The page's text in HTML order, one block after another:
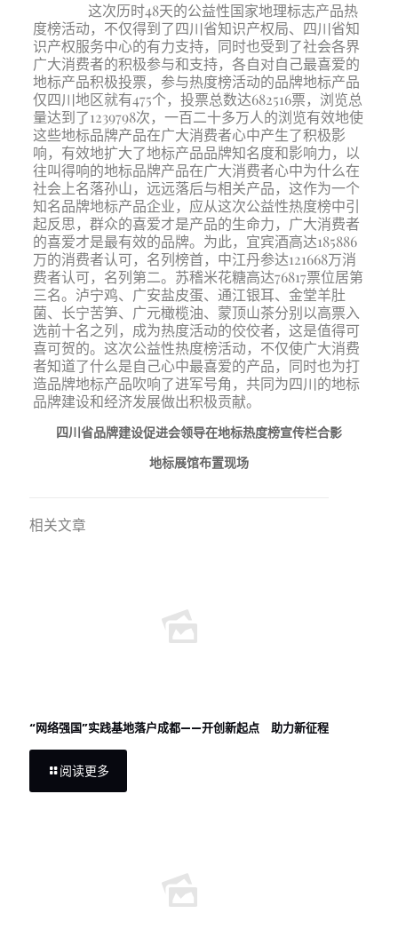
这次历时48天的公益性国家地理标志产品热
度榜活动，不仅得到了四川省知识产权局、四川省知
识产权服务中心的有力支持，同时也受到了社会各界
广大消费者的积极参与和支持，各自对自己最喜爱的
地标产品积极投票，参与热度榜活动的品牌地标产品
仅四川地区就有475个，投票总数达682516票，浏览总
量达到了1239798次，一百二十多万人的浏览有效地使
这些地标品牌产品在广大消费者心中产生了积极影
响，有效地扩大了地标产品品牌知名度和影响力，以
往叫得响的地标品牌产品在广大消费者心中为什么在
社会上名落孙山，远远落后与相关产品，这作为一个
知名品牌地标产品企业，应从这次公益性热度榜中引
起反思，群众的喜爱才是产品的生命力，广大消费者
的喜爱才是最有效的品牌。为此，宜宾酒高达185886
万的消费者认可，名列榜首，中江丹参达121668万消
费者认可，名列第二。苏稽米花糖高达76817票位居第
三名。泸宁鸡、广安盐皮蛋、通江银耳、金堂羊肚
菌、长宁苦笋、广元橄榄油、蒙顶山茶分别以高票入
选前十名之列，成为热度活动的佼佼者，这是值得可
喜可贺的。这次公益性热度榜活动，不仅使广大消费
者知道了什么是自己心中最喜爱的产品，同时也为打
造品牌地标产品吹响了进军号角，共同为四川的地标
品牌建设和经济发展做出积极贡献。
四川省品牌建设促进会领导在地标热度榜宣传栏合影
地标展馆布置现场
相关文章
“网络强国”实践基地落户成都——开创新起点 助力新征程
阅读更多